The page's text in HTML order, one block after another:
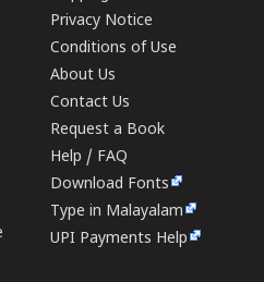
Privacy Notice
Conditions of Use
About Us
Contact Us
Request a Book
Help / FAQ
Download Fonts
Type in Malayalam
UPI Payments Help